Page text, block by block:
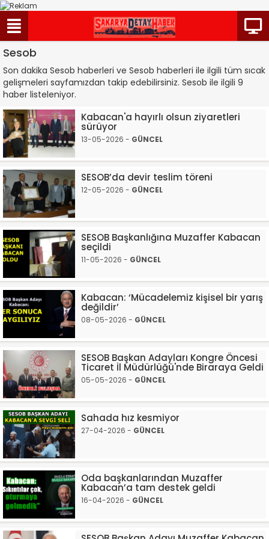
Sesob
Son dakika Sesob haberleri ve Sesob haberleri ile ilgili tüm sıcak
gelişmeleri sayfamızdan takip edebilirsiniz. Sesob ile ilgili 9
haber listeleniyor.
Kabacan'a hayırlı olsun ziyaretleri
sürüyor
13-05-2026 - GÜNCEL
SESOB’da devir teslim töreni
12-05-2026 - GÜNCEL
SESOB Başkanlığına Muzaffer Kabacan
seçildi
11-05-2026 - GÜNCEL
Kabacan: ‘Mücadelemiz kişisel bir yarış
değildir’
08-05-2026 - GÜNCEL
SESOB Başkan Adayları Kongre Öncesi
Ticaret İl Müdürlüğü'nde Biraraya Geldi
05-05-2026 - GÜNCEL
Sahada hız kesmiyor
27-04-2026 - GÜNCEL
Oda başkanlarından Muzaffer
Kabacan’a tam destek geldi
16-04-2026 - GÜNCEL